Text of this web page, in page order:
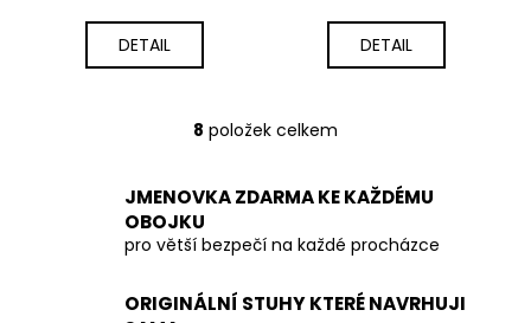
DETAIL DETAIL
O
l
d
c
8 položek celkem
JMENOVKA ZDARMA KE KAŽDÉMU
OBOJKU
pro větší bezpečí na každé procházce
ORIGINÁLNÍ STUHY KTERÉ NAVRHUJI